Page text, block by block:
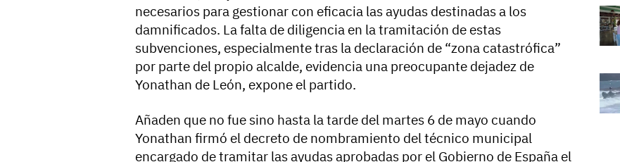
necesarios para gestionar con eficacia las ayudas destinadas a los
damnificados. La falta de diligencia en la tramitación de estas
subvenciones, especialmente tras la declaración de “zona catastrófica”
por parte del propio alcalde, evidencia una preocupante dejadez de
Yonathan de León, expone el partido.
Añaden que no fue sino hasta la tarde del martes 6 de mayo cuando
Yonathan firmó el decreto de nombramiento del técnico municipal
encargado de tramitar las ayudas aprobadas por el Gobierno de España el